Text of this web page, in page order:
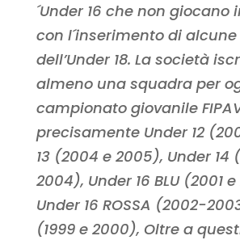
´Under 16 che non giocano
con l´inserimento di
dell’Under 18. La società
almeno una squadra per
campionato giovanile
precisamente Under 12
13 (2004 e 2005), Under 14
2004), Under 16 BLU (2001
Under 16 ROSSA (2002-
(1999 e 2000), Oltre a